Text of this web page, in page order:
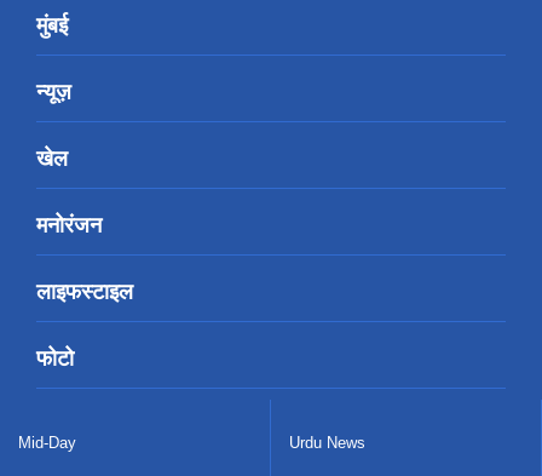
मुंबई
न्यूज़
खेल
मनोरंजन
लाइफस्टाइल
फोटो
Mid-Day Urdu News